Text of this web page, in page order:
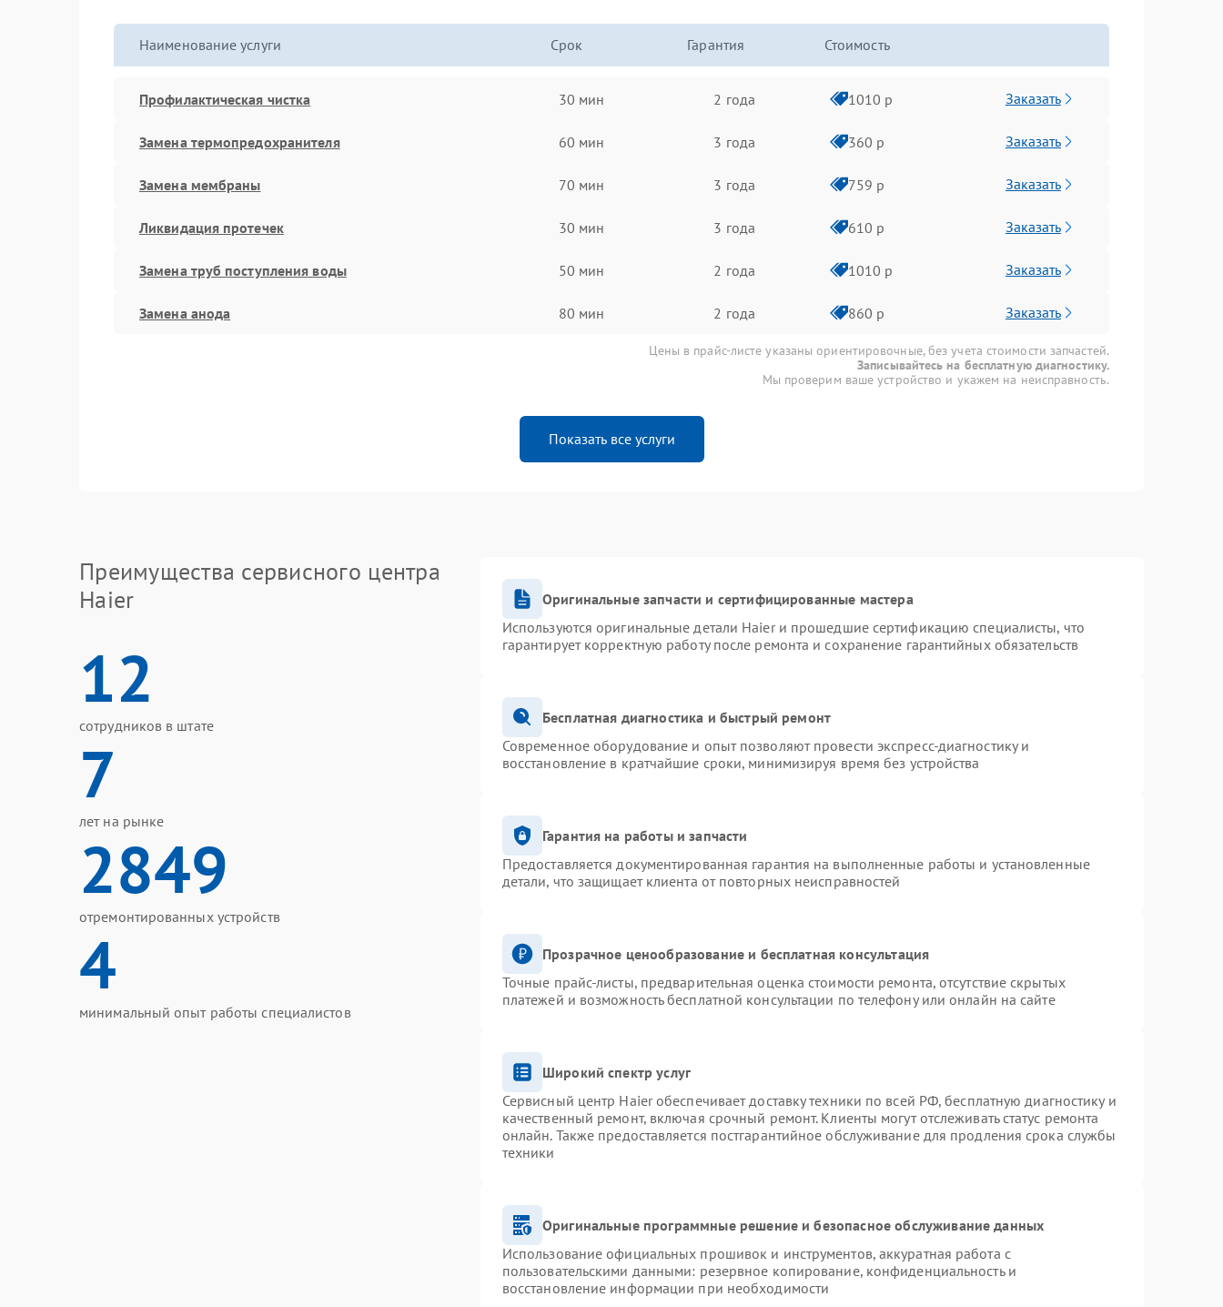
Наименование услуги Срок Гарантия Стоимость
Профилактическая чистка 30 мин 2 года 1010 р Заказать
Замена термопредохранителя 60 мин 3 года 360 р Заказать
Замена мембраны 70 мин 3 года 759 р Заказать
Ликвидация протечек 30 мин 3 года 610 р Заказать
Замена труб поступления воды 50 мин 2 года 1010 р Заказать
Замена анода 80 мин 2 года 860 р Заказать
Цены в прайс-листе указаны ориентировочные, без учета стоимости запчастей.
Записывайтесь на бесплатную диагностику.
Мы проверим ваше устройство и укажем на неисправность.
Показать все услуги
Преимущества сервисного центра
Haier
12
сотрудников в штате
7
лет на рынке
2849
отремонтированных устройств
4
минимальный опыт работы специалистов
Оригинальные запчасти и сертифицированные мастера
Используются оригинальные детали Haier и прошедшие сертификацию специалисты, что
гарантирует корректную работу после ремонта и сохранение гарантийных обязательств
Бесплатная диагностика и быстрый ремонт
Современное оборудование и опыт позволяют провести экспресс-диагностику и
восстановление в кратчайшие сроки, минимизируя время без устройства
Гарантия на работы и запчасти
Предоставляется документированная гарантия на выполненные работы и установленные
детали, что защищает клиента от повторных неисправностей
Прозрачное ценообразование и бесплатная консультация
Точные прайс-листы, предварительная оценка стоимости ремонта, отсутствие скрытых
платежей и возможность бесплатной консультации по телефону или онлайн на сайте
Широкий спектр услуг
Сервисный центр Haier обеспечивает доставку техники по всей РФ, бесплатную диагностику и
качественный ремонт, включая срочный ремонт. Клиенты могут отслеживать статус ремонта
онлайн. Также предоставляется постгарантийное обслуживание для продления срока службы
техники
Оригинальные программные решение и безопасное обслуживание данных
Использование официальных прошивок и инструментов, аккуратная работа с
пользовательскими данными: резервное копирование, конфиденциальность и
восстановление информации при необходимости